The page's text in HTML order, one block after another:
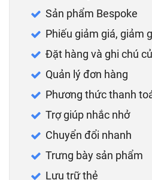
Sản phẩm Bespoke
Phiếu giảm giá, giảm
Đặt hàng và ghi chú
Quản lý đơn hàng
Phương thức thanh
Trợ giúp nhắc nhở
Chuyển đổi nhanh
Trưng bày sản phẩm
Lưu trữ thẻ